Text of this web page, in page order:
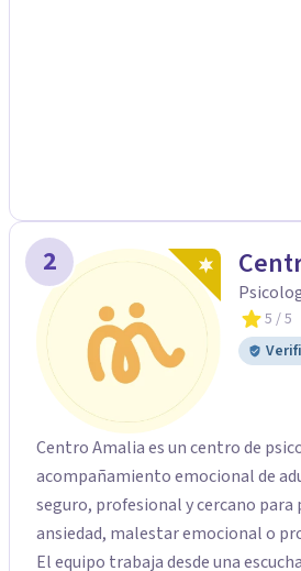
2
5 / 5
Centro Amalia es un centro de
acompañamiento emocional de
seguro, profesional y cercano
ansiedad, malestar emocional o
El equipo trabaja desde una